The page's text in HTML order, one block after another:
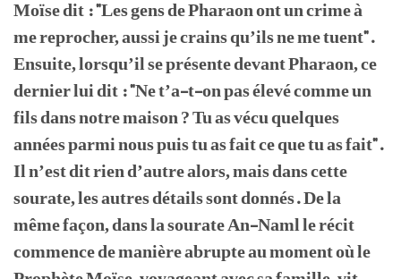
Moïse dit : "Les gens de Pharaon ont un crime à
me reprocher, aussi je crains qu’ils ne me tuent".
Ensuite, lorsqu’il se présente devant Pharaon, ce
dernier lui dit : "Ne t’a-t-on pas élevé comme un
fils dans notre maison ? Tu as vécu quelques
années parmi nous puis tu as fait ce que tu as fait".
Il n’est dit rien d’autre alors, mais dans cette
sourate, les autres détails sont donnés. De la
même façon, dans la sourate An-Naml le récit
commence de manière abrupte au moment où le